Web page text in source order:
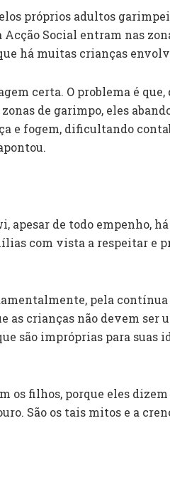
próprios adultos
Social entram nas
há muitas crianças
certa. O problema é que,
de garimpo, eles
e fogem, dificultando
apesar de todo empenho,
com vista a respeitar e
pela contínua
as crianças não devem ser
são impróprias para suas
os filhos, porque eles
São os tais mitos e a